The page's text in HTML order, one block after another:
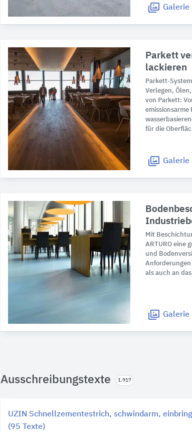
Galerie
Parkett
lackieren
Parkett-
Verlegen,
von Parkett:
emissionsarme
für die
Galerie
Mit
ARTURO eine
und
als auch an
Galerie
Ausschreibungstexte 1.917
UZIN Schnellzementestrich, schwindarm,
(95 Texte)